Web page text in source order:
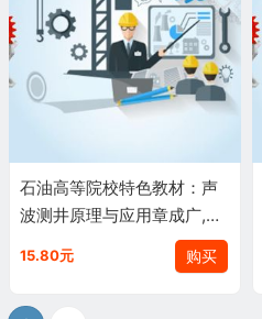
石油高等院校特色教材：声
波测井原理与应用章成广,江
万哲,潘和平石油工业出版社
9787502170042
15.80元 购买